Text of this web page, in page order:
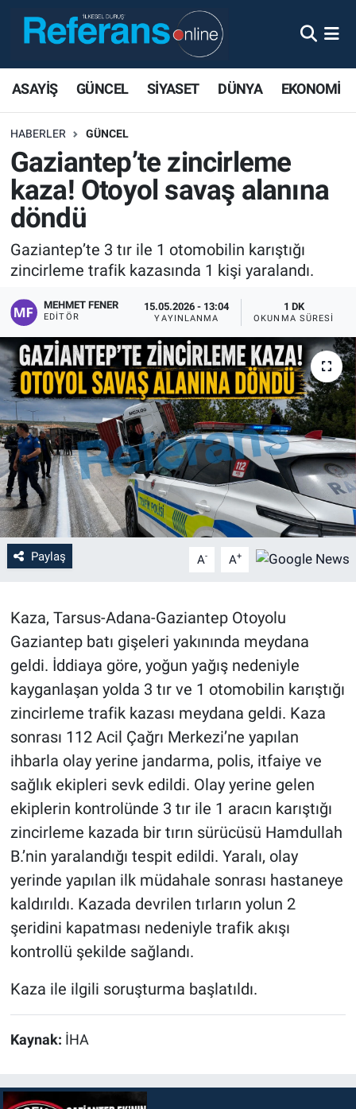
ASAYİŞ GÜNCEL SİYASET DÜNYA EKONOMİ
HABERLER GÜNCEL
Gaziantep’te zincirleme
kaza! Otoyol savaş alanına
döndü
Gaziantep’te 3 tır ile 1 otomobilin karıştığı
zincirleme trafik kazasında 1 kişi yaralandı.
MEHMET FENER
EDITÖR
15.05.2026 - 13:04
YAYINLANMA
1 DK
OKUNMA SÜRESI
Paylaş A- A+
Kaza, Tarsus-Adana-Gaziantep Otoyolu
Gaziantep batı gişeleri yakınında meydana
geldi. İddiaya göre, yoğun yağış nedeniyle
kayganlaşan yolda 3 tır ve 1 otomobilin karıştığı
zincirleme trafik kazası meydana geldi. Kaza
sonrası 112 Acil Çağrı Merkezi’ne yapılan
ihbarla olay yerine jandarma, polis, itfaiye ve
sağlık ekipleri sevk edildi. Olay yerine gelen
ekiplerin kontrolünde 3 tır ile 1 aracın karıştığı
zincirleme kazada bir tırın sürücüsü Hamdullah
B.’nin yaralandığı tespit edildi. Yaralı, olay
yerinde yapılan ilk müdahale sonrası hastaneye
kaldırıldı. Kazada devrilen tırların yolun 2
şeridini kapatması nedeniyle trafik akışı
kontrollü şekilde sağlandı.
Kaza ile ilgili soruşturma başlatıldı.
Kaynak: İHA